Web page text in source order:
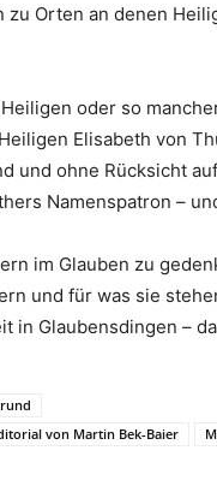
Orten an denen
oder so
Elisabeth von
und ohne Rücksicht
Namenspatron –
im Glauben zu
und für was sie
in Glaubensdingen –
von Martin Bek-Baier